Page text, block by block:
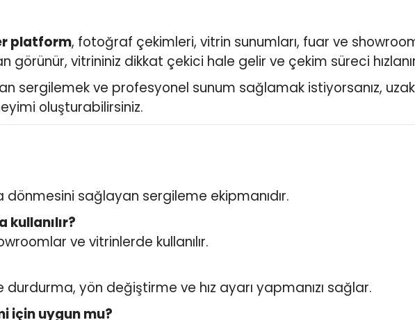
platform, fotoğraf çekimleri, vitrin sunumları, fuar ve
görünür, vitrininiz dikkat çekici hale gelir ve çekim süreci
sergilemek ve profesyonel sunum sağlamak istiyorsanız,
oluşturabilirsiniz.
dönmesini sağlayan sergileme ekipmanıdır.
ve vitrinlerde kullanılır.
yön değiştirme ve hız ayarı yapmanızı sağlar.
için uygun mu?